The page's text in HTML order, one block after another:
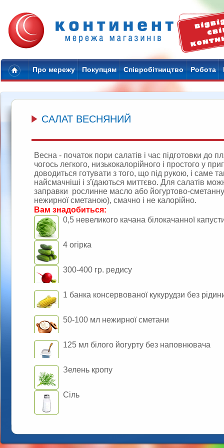
Про мережу Покупцям Співробітництво Робота
САЛАТ ВЕСНЯНИЙ
Весна - початок пори салатів і час підготовки до
чогось легкого, низькокалорійного і простого у
доводиться готувати з того, що під рукою, і саме
найсмачніші і з'їдаються миттєво. Для салатів
заправки рослинне масло або йогуртово-
нежирної сметаною), смачно і не калорійно.
Вам знадобиться:
0,5 невеликого качана білокачанної
4 огірка
300-400 гр. редису
1 банка консервованої кукурудзи без
50-100 мл нежирної сметани
125 мл білого йогурту без наповнювача
Зелень кропу
Сіль